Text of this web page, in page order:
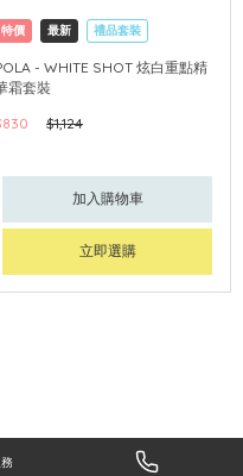
特價 最新 禮品套裝
網購店取 可中國內地配送
- WHITE SHOT 炫白重點精
霜套裝
$1,124
加入購物車
立即選購